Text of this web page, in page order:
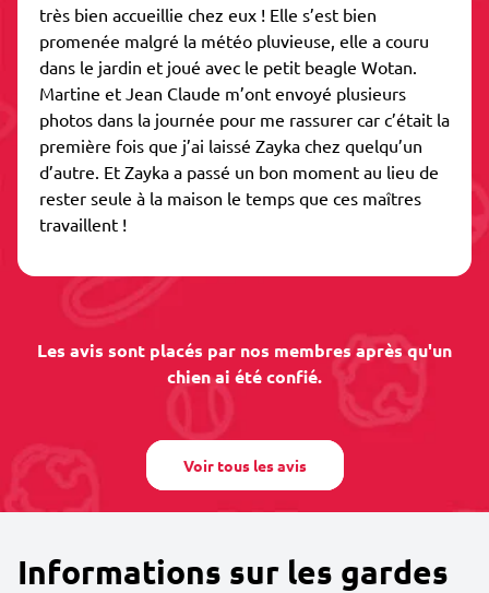
très bien accueillie chez eux ! Elle s’est bien
promenée malgré la météo pluvieuse, elle a couru
dans le jardin et joué avec le petit beagle Wotan.
Martine et Jean Claude m’ont envoyé plusieurs
photos dans la journée pour me rassurer car c’était la
première fois que j’ai laissé Zayka chez quelqu’un
d’autre. Et Zayka a passé un bon moment au lieu de
rester seule à la maison le temps que ces maîtres
travaillent !
Les avis sont placés par nos membres après qu'un
chien ai été confié.
Voir tous les avis
Informations sur les gardes